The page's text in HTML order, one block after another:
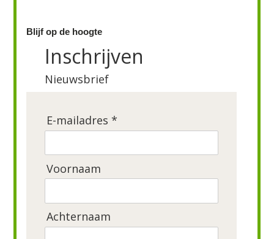
Blijf op de hoogte
Inschrijven
Nieuwsbrief
E-mailadres *
Voornaam
Achternaam